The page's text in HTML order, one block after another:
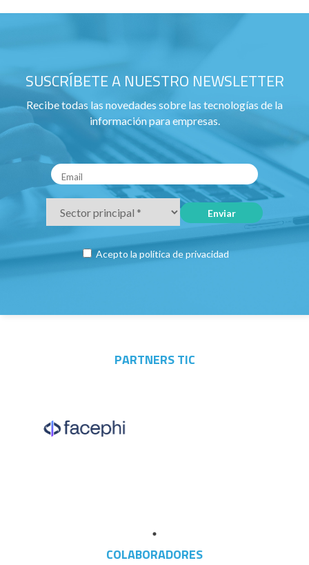
SUSCRÍBETE A NUESTRO NEWSLETTER
Recibe todas las novedades sobre las tecnologías de la
información para empresas.
Acepto la política de privacidad
PARTNERS TIC
COLABORADORES